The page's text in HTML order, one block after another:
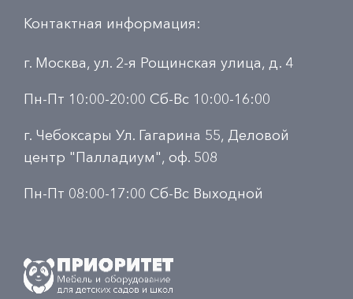
Контактная информация:
г. Москва, ул. 2-я Рощинская улица, д. 4
Пн-Пт 10:00-20:00 Сб-Вс 10:00-16:00
г. Чебоксары Ул. Гагарина 55, Деловой
центр "Палладиум", оф. 508
Пн-Пт 08:00-17:00 Сб-Вс Выходной